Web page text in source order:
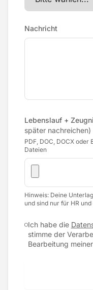
Nachricht
Lebenslauf +
später nachreichen)
PDF, DOC, DOCX oder
Dateien
Hinweis: Deine
und sind nur für HR
Ich habe die
stimme der
Bearbeitung